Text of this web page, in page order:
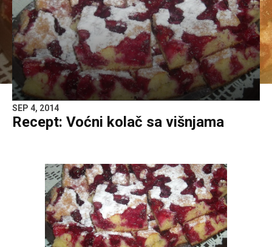
SEP 4, 2014
Recept: Voćni kolač sa višnjama